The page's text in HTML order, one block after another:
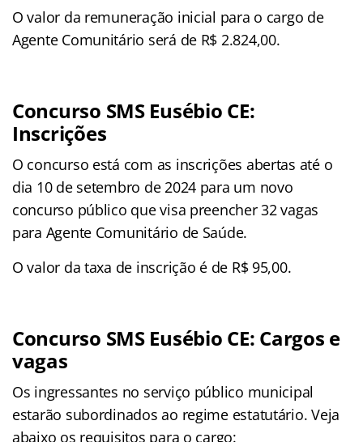
O valor da remuneração inicial para o cargo de
Agente Comunitário será de R$ 2.824,00.
Concurso SMS Eusébio CE:
Inscrições
O concurso está com as inscrições abertas até o
dia 10 de setembro de 2024 para um novo
concurso público que visa preencher 32 vagas
para Agente Comunitário de Saúde.
O valor da taxa de inscrição é de R$ 95,00.
Concurso SMS Eusébio CE: Cargos e
vagas
Os ingressantes no serviço público municipal
estarão subordinados ao regime estatutário. Veja
abaixo os requisitos para o cargo: